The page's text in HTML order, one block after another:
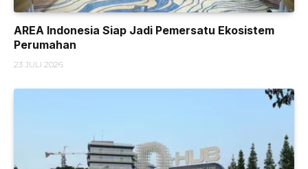
AREA Indonesia Siap Jadi Pemersatu Ekosistem
Perumahan
23 JULI 2026